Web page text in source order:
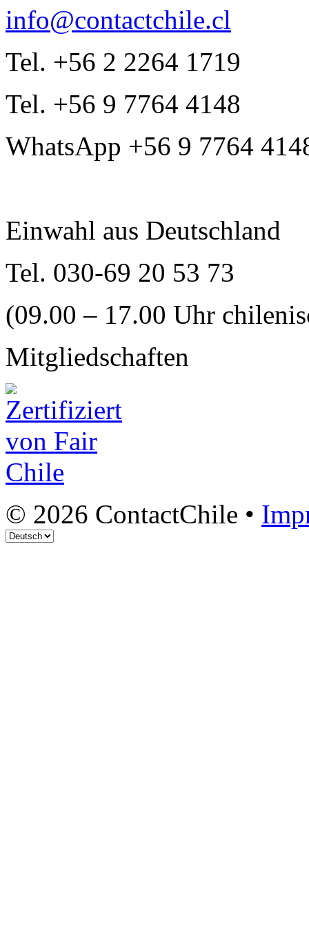
info@contactchile.cl
Tel. +56 2 2264 1719
Tel. +56 9 7764 4148
WhatsApp +56 9 7764
Einwahl aus Deutschland
Tel. 030-69 20 53 73
(09.00 – 17.00 Uhr
Mitgliedschaften
© 2026 ContactChile •